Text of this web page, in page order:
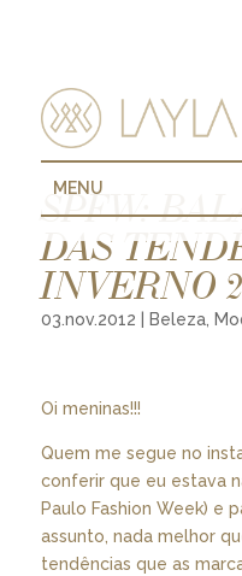
MENU
SPFW:
DAS
INVERNO
03.nov.2012 Beleza,
Oi meninas!!!
Quem me segue no
conferir que eu estava
Paulo Fashion Week) e
assunto, nada melhor
tendências que as